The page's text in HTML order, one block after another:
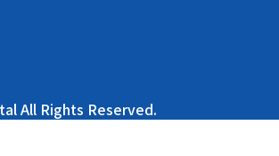
All Rights Reserved.